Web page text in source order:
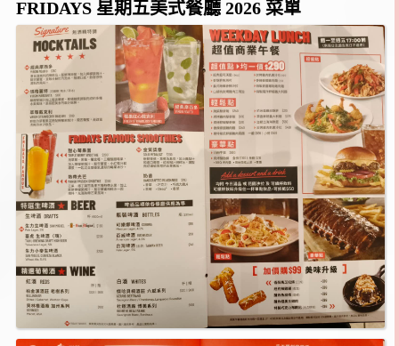
FRIDAYS 星期五美式餐廳 2026 菜單